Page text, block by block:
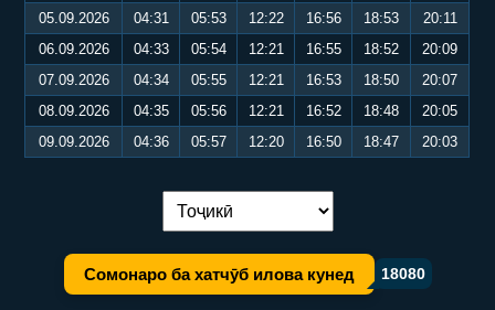
05.09.2026
04:31 05:53 12:22 16:56 18:53
20:11
06.09.2026
04:33 05:54 12:21 16:55 18:52
20:09
07.09.2026
04:34 05:55 12:21 16:53 18:50
20:07
08.09.2026
04:35 05:56 12:21 16:52 18:48
20:05
09.09.2026
04:36 05:57 12:20 16:50 18:47 20:03
Иваз кардани забон:
Сомонаро ба хатчӯб илова кунед 18080